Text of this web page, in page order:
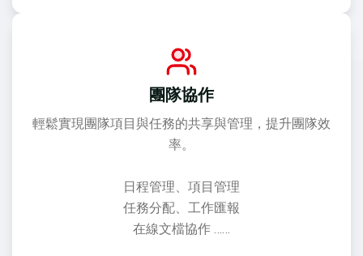
團隊協作
輕鬆實現團隊項目與任務的共享與管理，提升團隊效
率。
日程管理、項目管理
任務分配、工作匯報
在線文檔協作 ……